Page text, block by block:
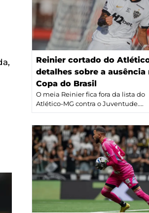
Reinier cortado do
detalhes sobre a ausência
Copa do Brasil
O meia Reinier fica fora da lista do
Atlético-MG contra o Juventude....